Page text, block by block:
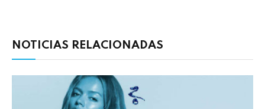
NOTICIAS RELACIONADAS